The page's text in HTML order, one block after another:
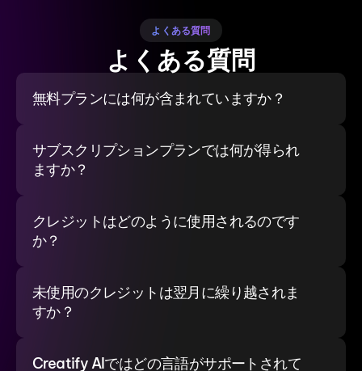
よくある質問
よくある質問
無料プランには何が含まれていますか？
サブスクリプションプランでは何が得られ
ますか？
クレジットはどのように使用されるのです
か？
未使用のクレジットは翌月に繰り越されま
すか？
Creatify AIではどの言語がサポートされて